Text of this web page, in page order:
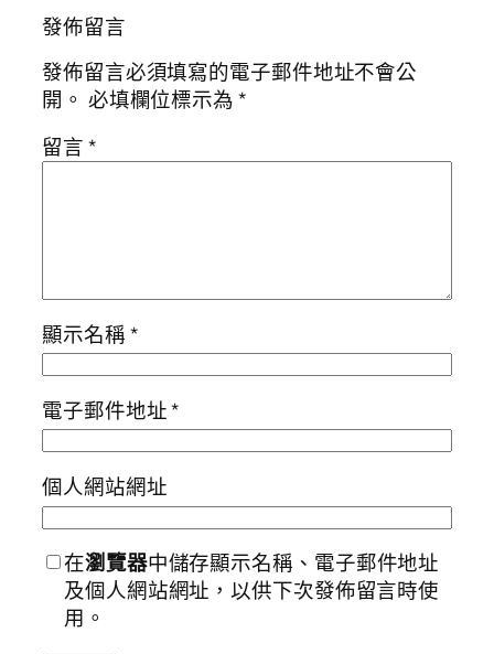
發佈留言
發佈留言必須填寫的電子郵件地址不會公
開。 必填欄位標示為*
留言*
顯示名稱*
電子郵件地址*
個人網站網址
在瀏覽器中儲存顯示名稱、電子郵件地址
及個人網站網址，以供下次發佈留言時使
用。